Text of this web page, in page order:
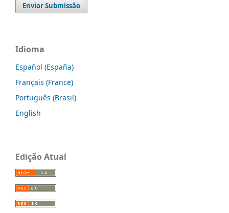
Enviar Submissão
Idioma
Español (España)
Français (France)
Português (Brasil)
English
Edição Atual